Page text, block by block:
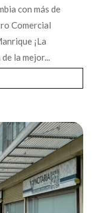
con más de
Comercial
¡La
la mejor...